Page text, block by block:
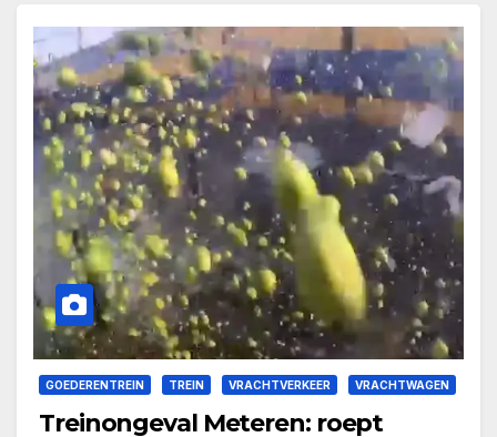
GOEDERENTREIN TREIN VRACHTVERKEER VRACHTWAGEN
Treinongeval Meteren: roept